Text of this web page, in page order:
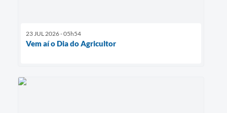
23 JUL 2026 - 05h54
Vem aí o Dia do Agricultor